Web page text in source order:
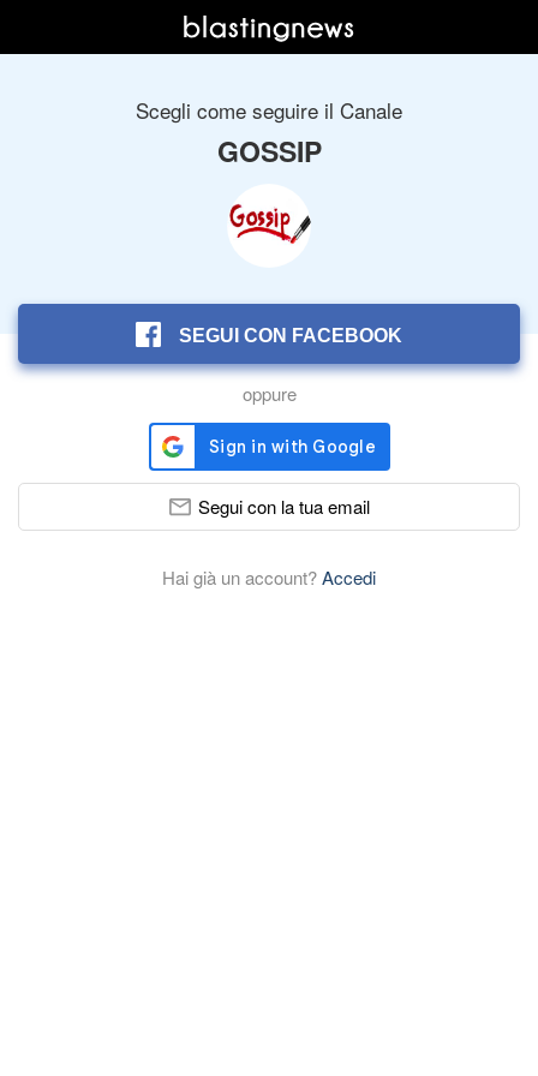
Scegli come seguire il Canale
GOSSIP
SEGUI CON FACEBOOK
oppure
Segui con la tua email
Hai già un account?Accedi